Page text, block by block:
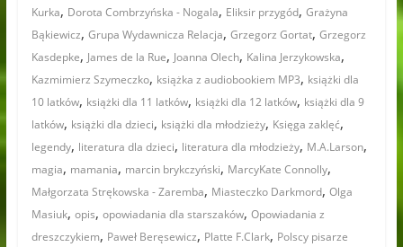
Kurka, Dorota Combrzyńska - Nogala, Eliksir przygód, Grażyna
Bąkiewicz, Grupa Wydawnicza Relacja, Grzegorz Gortat, Grzegorz
Kasdepke, James de la Rue, Joanna Olech, Kalina Jerzykowska,
Kazmimierz Szymeczko, książka z audiobookiem MP3, książki dla
10 latków, książki dla 11 latków, książki dla 12 latków, książki dla 9
latków, książki dla dzieci, książki dla młodzieży, Księga zaklęć,
legendy, literatura dla dzieci, literatura dla młodzieży, M.A.Larson,
magia, mamania, marcin brykczyński, MarcyKate Connolly,
Małgorzata Strękowska - Zaremba, Miasteczko Darkmord, Olga
Masiuk, opis, opowiadania dla starszaków, Opowiadania z
dreszczykiem, Paweł Beręsewicz, Platte F.Clark, Polscy pisarze